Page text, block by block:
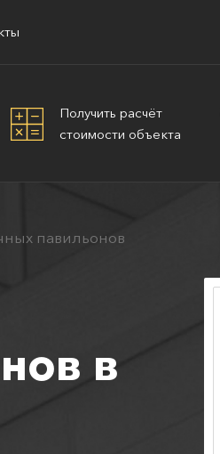
Получить расчёт
стоимости объекта
павильонов
в